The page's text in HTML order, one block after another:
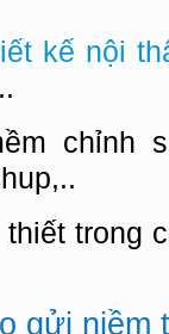
kế nội
chỉnh
trong
gửi niềm